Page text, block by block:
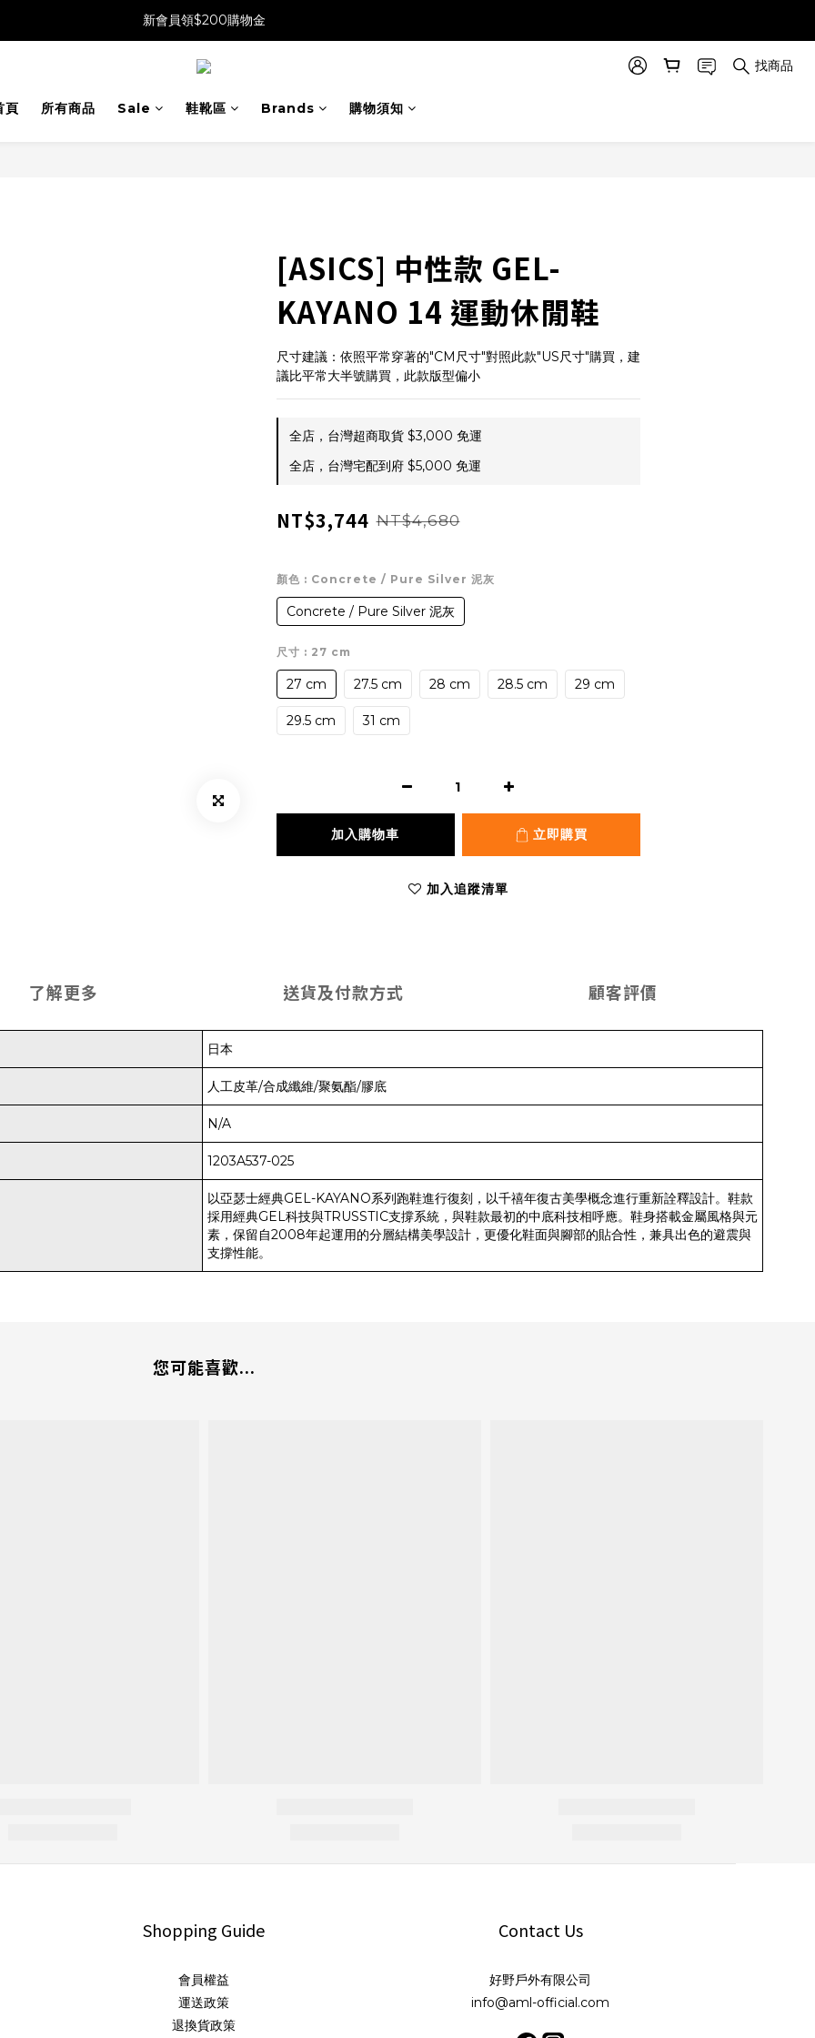
新會員領$200購物金
找商品
頁 所有商品 Sale 鞋靴區 Brands 購物須知
[ASICS] 中性款 GEL-
KAYANO 14 運動休閒鞋
尺寸建議：依照平常穿著的"CM尺寸"對照此款"US尺寸"購買，建
議比平常大半號購買，此款版型偏小
全店，台灣超商取貨 $3,000 免運
全店，台灣宅配到府 $5,000 免運
NT$3,744 NT$4,680
顏色 : Concrete / Pure Silver 泥灰
Concrete / Pure Silver 泥灰
尺寸 : 27 cm
27 cm 27.5 cm 28 cm 28.5 cm 29 cm
29.5 cm 31 cm
加入購物車 立即購買
加入追蹤清單
了解更多 送貨及付款方式 顧客評價
日本
人工皮革/合成纖維/聚氨酯/膠底
N/A
1203A537-025
以亞瑟士經典GEL-KAYANO系列跑鞋進行復刻，以千禧年復古美學概念進行重新詮釋設計。鞋款
採用經典GEL科技與TRUSSTIC支撐系統，與鞋款最初的中底科技相呼應。鞋身搭載金屬風格與元
素，保留自2008年起運用的分層結構美學設計，更優化鞋面與腳部的貼合性，兼具出色的避震與
支撐性能。
您可能喜歡...
立即購買
Shopping Guide
會員權益
運送政策
退換貨政策
Contact Us
好野戶外有限公司
info@aml-official.com